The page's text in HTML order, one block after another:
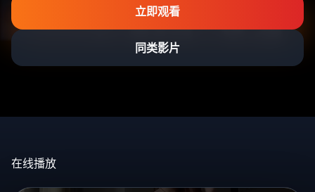
立即观看
同类影片
在线播放